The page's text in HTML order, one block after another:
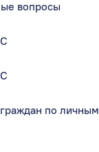
вопросы
по личным